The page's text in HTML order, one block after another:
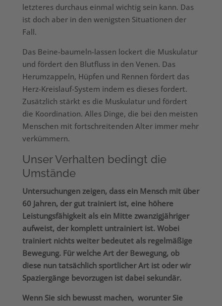
letzteres durchaus einmal wichtig sein kann. Das
ist doch aber in den wenigsten Situationen der
Fall.
Das Beine-baumeln-lassen lockert die Muskulatur
und fördert den Blutfluss in den Venen. Das
Herumzappeln, Hüpfen und Rennen fördert das
Herz-Kreislauf-System indem es dieses fordert.
Zusätzlich stärkt es die Muskulatur und fördert
die Koordination. Alles Dinge, die bei den meisten
Menschen mit fortschreitenden Alter immer mehr
verkümmern.
Unser Verhalten bedingt die
Umstände
Untersuchungen zeigen, dass ein Mensch mit über
60 Jahren, der gut trainiert ist, eine höhere
Leistungsfähigkeit als ein Mitte zwanzigjähriger
aufweist, der komplett untrainiert ist. Wobei
trainiert nichts weiter bedeutet als regelmäßige
Bewegung. Für welche Art der Bewegung, ob
diese nun tatsächlich sportlicher Art ist oder wir
Spaziergänge bevorzugen ist dabei sekundär.
Wenn Sie sich bewusst machen, worunter Sie